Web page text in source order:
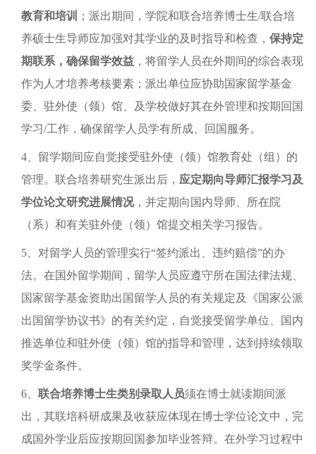
教育和培训
；派出期间，学院和联合培养博士生/联合培
养硕士生导师应加强对其学业的及时指导和检查， 保持定
期联系，确保留学效益 ，将留学人员在外期间的综合表现
作为人才培养考核要素；派出单位应协助国家留学基金
委、驻外使（领）馆、及学校做好其在外管理和按期回国
学习/工作，确保留学人员学有所成、回国服务。
4、留学期间应自觉接受驻外使（领）馆教育处（组）的
管理。联合培养研究生派出后， 应定期向导师汇报学习及
学位论文研究进展情况，并定期向国内导师、所在院
（系）和有关驻外使（领）馆提交相关学习报告。
5、对留学人员的管理实行“签约派出、违约赔偿”的办
法。在国外留学期间，留学人员应遵守所在国法律法规、
国家留学基金资助出国留学人员的有关规定及《国家公派
出国留学协议书》的有关约定，自觉接受留学单位、国内
推选单位和驻外使（领）馆的指导和管理，达到持续领取
奖学金条件。
6、 联合培养博士生类别录取人员须在博士就读期间派
出，其联培科研成果及收获应体现在博士学位论文中，完
成国外学业后应按期回国参加毕业答辩。在外学习过程中